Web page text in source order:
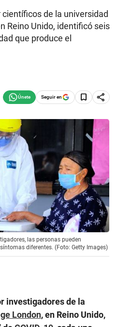
de la universidad
Reino Unido, identificó seis
que produce el
Seguir en
las personas pueden
diferentes. (Foto: Getty Images)
investigadores de la
London, en Reino Unido,